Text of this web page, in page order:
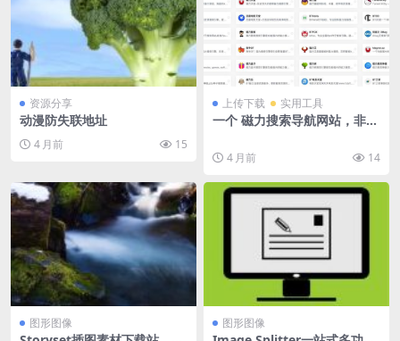
资源分享
动漫防失联地址
4 月前 15
上传下载 实用工具
一个 磁力搜索导航网站，非常
4 月前 14
图形图像 图形图像